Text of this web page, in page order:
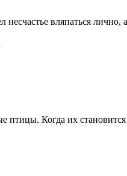
вляпаться лично,
птицы. Когда их